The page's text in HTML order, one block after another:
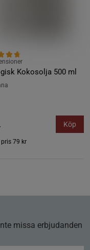
Kokosolja 500 ml
pris 79 kr
Köp
missa erbjudanden